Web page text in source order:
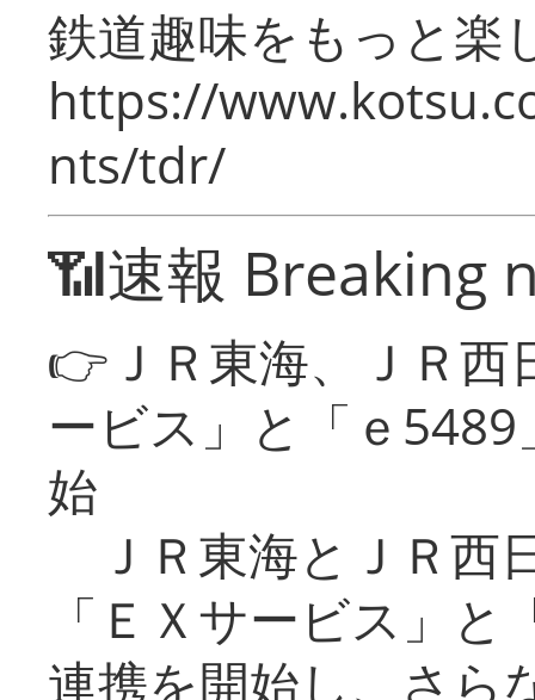
鉄道趣味をもっと楽
https://
nts/tdr/
📶速報 Breaking
👉ＪＲ東海、ＪＲ
ービス」と「ｅ
始
ＪＲ東海とＪＲ西
「ＥＸサービス」
連携を開始し、さら